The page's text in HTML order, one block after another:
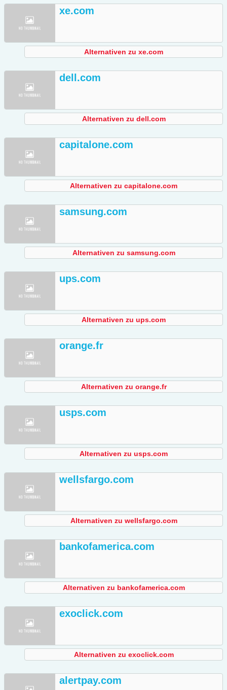
xe.com
Alternativen zu xe.com
dell.com
Alternativen zu dell.com
capitalone.com
Alternativen zu capitalone.com
samsung.com
Alternativen zu samsung.com
ups.com
Alternativen zu ups.com
orange.fr
Alternativen zu orange.fr
usps.com
Alternativen zu usps.com
wellsfargo.com
Alternativen zu wellsfargo.com
bankofamerica.com
Alternativen zu bankofamerica.com
exoclick.com
Alternativen zu exoclick.com
alertpay.com